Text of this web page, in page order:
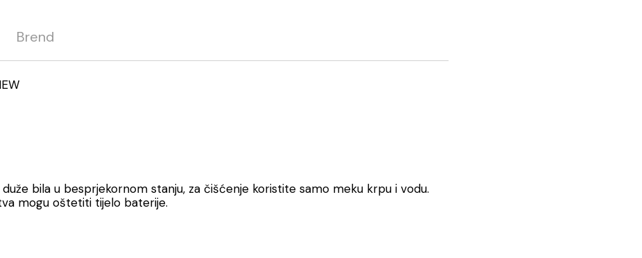
Brend
bila u besprjekornom stanju, za čišćenje koristite samo meku krpu i vodu.
mogu oštetiti tijelo baterije.